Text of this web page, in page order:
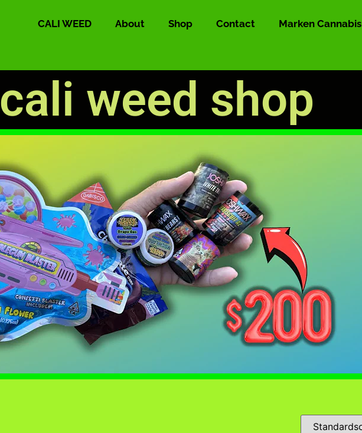
CALI WEED About Shop Contact Marken Cannabis
cali weed shop